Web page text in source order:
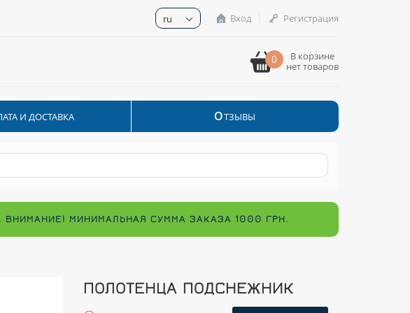
ru Вход Регистрация
0
В корзине
нет товаров
И ДОСТАВКА ОТЗЫВЫ
МИНИМАЛЬНАЯ СУММА ЗАКАЗА 1000 ГРН.
ПОЛОТЕНЦА ПОДСНЕЖНИК